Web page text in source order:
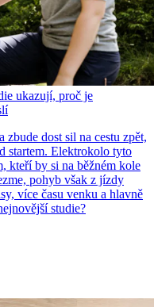
ukazují, proč je
dost sil na cestu zpět,
startem. Elektrokolo tyto
kteří by si na běžném kole
pohyb však z jízdy
více času venku a hlavně
studie?